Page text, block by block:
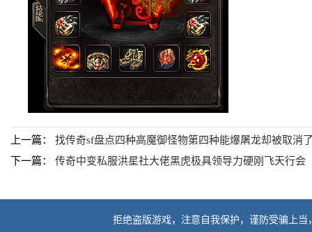
上一篇： 找传奇sf盘点四种高魔御怪物第四种能爆屠龙却被取消
下一篇： 传奇中变私服洪星社大佬黑虎极具领导力硬刚飞天行会
拒绝盗版游戏，注意自我保护，谨防受骗上